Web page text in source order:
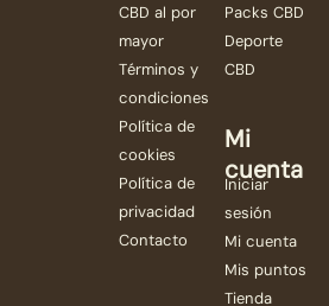
CBD al por
mayor
Términos y
condiciones
Política de
cookies
Política de
privacidad
Contacto
Packs CBD
Deporte
CBD
Mi
cuenta
Iniciar
sesión
Mi cuenta
Mis puntos
Tienda